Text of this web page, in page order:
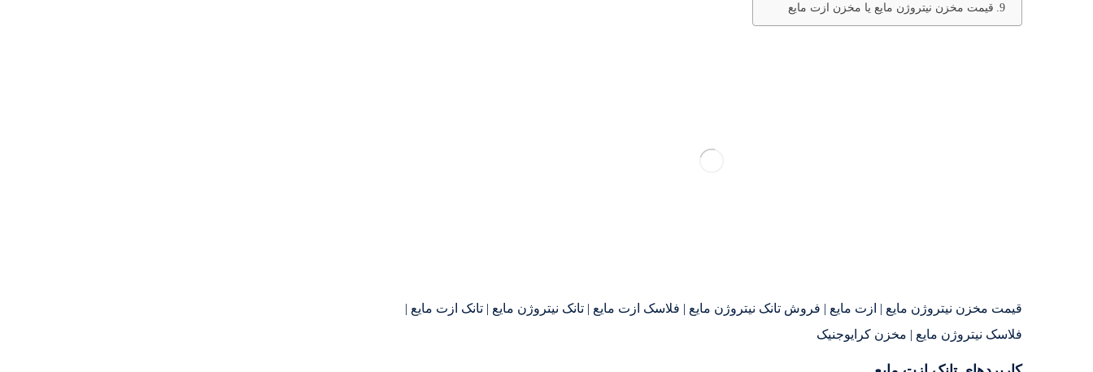
قیمت مخزن نیتروژن مایع یا مخزن ازت مایع
قیمت مخزن نیتروژن مایع | ازت مایع | فروش تانک نیتروژن مایع | فلاسک ازت مایع | تانک نیتروژن مایع | تانک ازت مایع |
فلاسک نیتروژن مایع | مخزن کرایوجنیک